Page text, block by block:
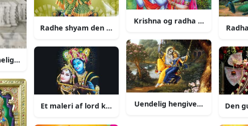
og krishna
kærlighed til radha og krishna
Radhe shyam den guddommelige par
Et maleri af lord krishna og lord ganesha
Krishna og radha spiller fløjte
Uendelig hengivenhed radha
Den